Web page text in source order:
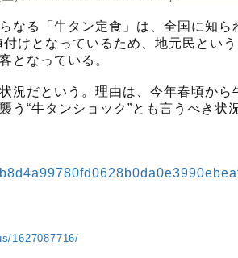
なる「牛タン定食」は、全国に知ら
けとなっているため、地元民という
となっている。
況だという。理由は、今年春頃から
う“牛タンショック”とも言うべき状
1627087716/